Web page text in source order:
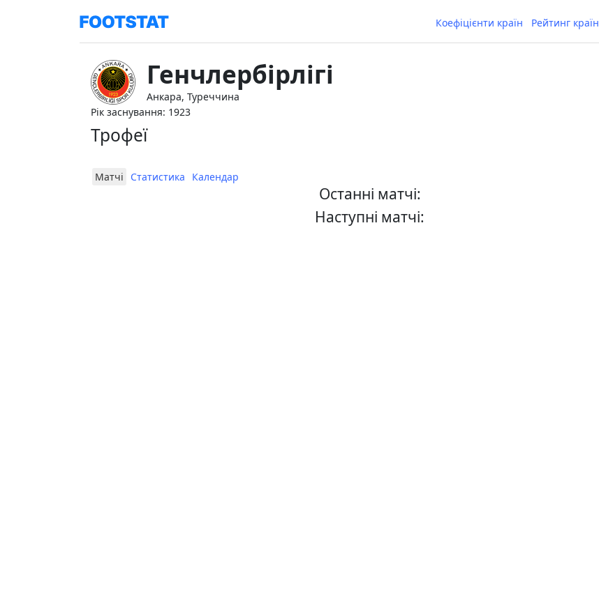
Коефіцієнти країн Рейтинг країн
Генчлербірлігі
Анкара, Туреччина
Рік заснування: 1923
Трофеї
Матчі Статистика Календар
Останні матчі:
Наступні матчі: